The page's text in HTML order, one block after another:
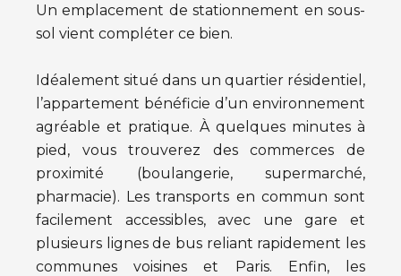
Un emplacement de stationnement en sous-
sol vient compléter ce bien.
Idéalement situé dans un quartier résidentiel,
l’appartement bénéficie d’un environnement
agréable et pratique. À quelques minutes à
pied, vous trouverez des commerces de
proximité (boulangerie, supermarché,
pharmacie). Les transports en commun sont
facilement accessibles, avec une gare et
plusieurs lignes de bus reliant rapidement les
communes voisines et Paris. Enfin, les